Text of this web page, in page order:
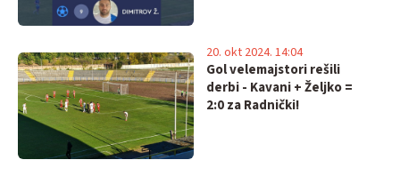
Gol velemajstori rešili
derbi - Kavani + Željko =
2:0 za Radnički!
20. okt 2024. 14:04